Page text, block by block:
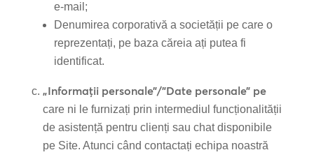
e-mail;
Denumirea corporativă a societății pe care o
reprezentați, pe baza căreia ați putea fi
identificat.
„Informații personale”/”Date personale” pe
care ni le furnizați prin intermediul funcționalității
de asistență pentru clienți sau chat disponibile
pe Site. Atunci când contactați echipa noastră